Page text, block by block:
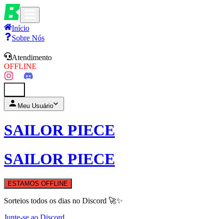
Início
Sobre Nós
Atendimento
OFFLINE
Meu Usuário
SAILOR PIECE
SAILOR PIECE
ESTAMOS OFFLINE
Sorteios todos os dias no Discord 🚀✨